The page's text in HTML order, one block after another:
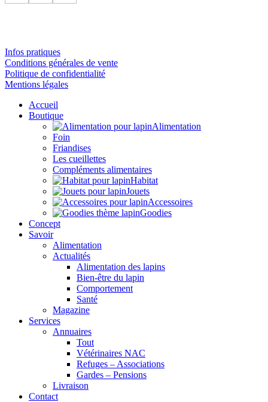
Infos pratiques
Conditions générales de vente
Politique de confidentialité
Mentions légales
Accueil
Boutique
Alimentation
Foin
Friandises
Les cueillettes
Compléments alimentaires
Habitat
Jouets
Accessoires
Goodies
Concept
Savoir
Alimentation
Actualités
Alimentation des lapins
Bien-être du lapin
Comportement
Santé
Magazine
Services
Annuaires
Tout
Vétérinaires NAC
Refuges – Associations
Gardes – Pensions
Livraison
Contact